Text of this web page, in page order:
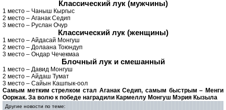
Классический лук (мужчины)
1 место – Чаныш Кыргыс
2 место – Аганак Седип
3 место – Руслан Очур
Классический лук (женщины)
1 место – Айдасай Монгуш
2 место – Долаана Тоюндуп
3 место – Ондар Чечекмаа
Блочный лук и смешанный
1 место – Давид Монгуш
2 место – Айдаш Тумат
3 место – Сайын Кашпык-оол
Самым метким стрелком стал Аганак Седип, самым быстрым – Менги
Ооржак. За волю к победе наградили Кармеллу Монгуш Мэрия Кызыла
Другие новости по теме: